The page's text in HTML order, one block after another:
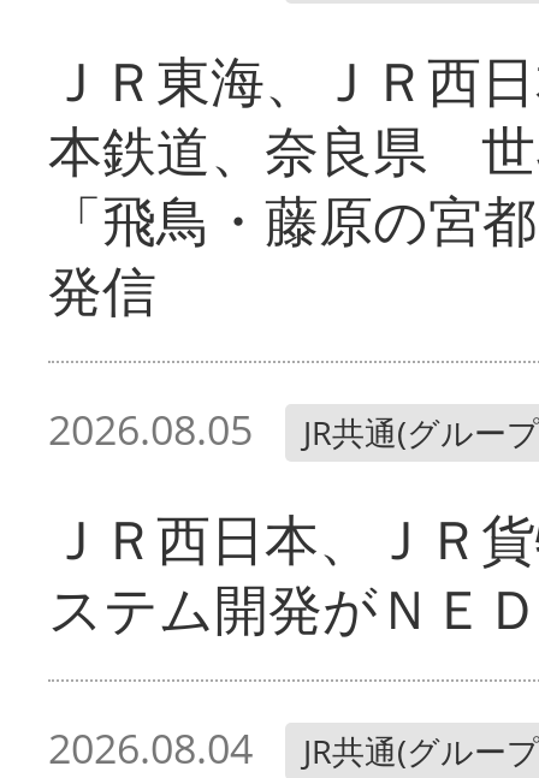
ＪＲ東海、ＪＲ西
本鉄道、奈良県
「飛鳥・藤原の宮
発信
2026.08.05 JR共通(グルー
ＪＲ西日本、ＪＲ
ステム開発がＮＥ
2026.08.04 JR共通(グルー